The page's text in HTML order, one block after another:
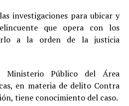
investigaciones para ubicar y
que opera con los
a la orden de la justicia
Ministerio Público del Área
en materia de delito Contra
tiene conocimiento del caso.